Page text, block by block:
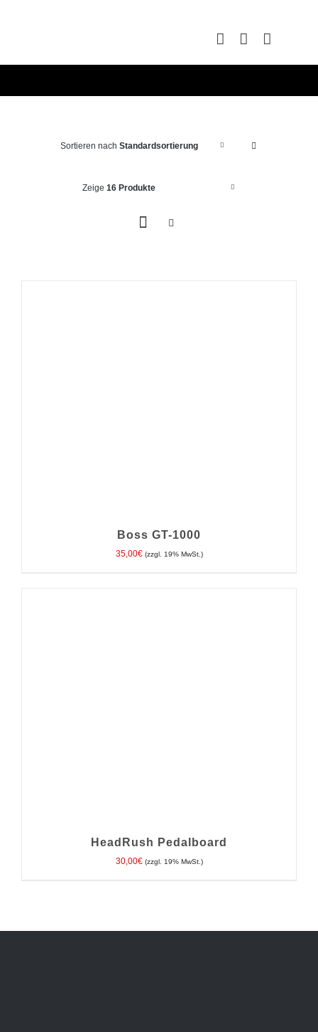
Sortieren nach Standardsortierung
Zeige 16 Produkte
Boss GT-1000
35,00€ (zzgl. 19% MwSt.)
IN DEN WARENKORB / DETAILS
HeadRush Pedalboard
30,00€ (zzgl. 19% MwSt.)